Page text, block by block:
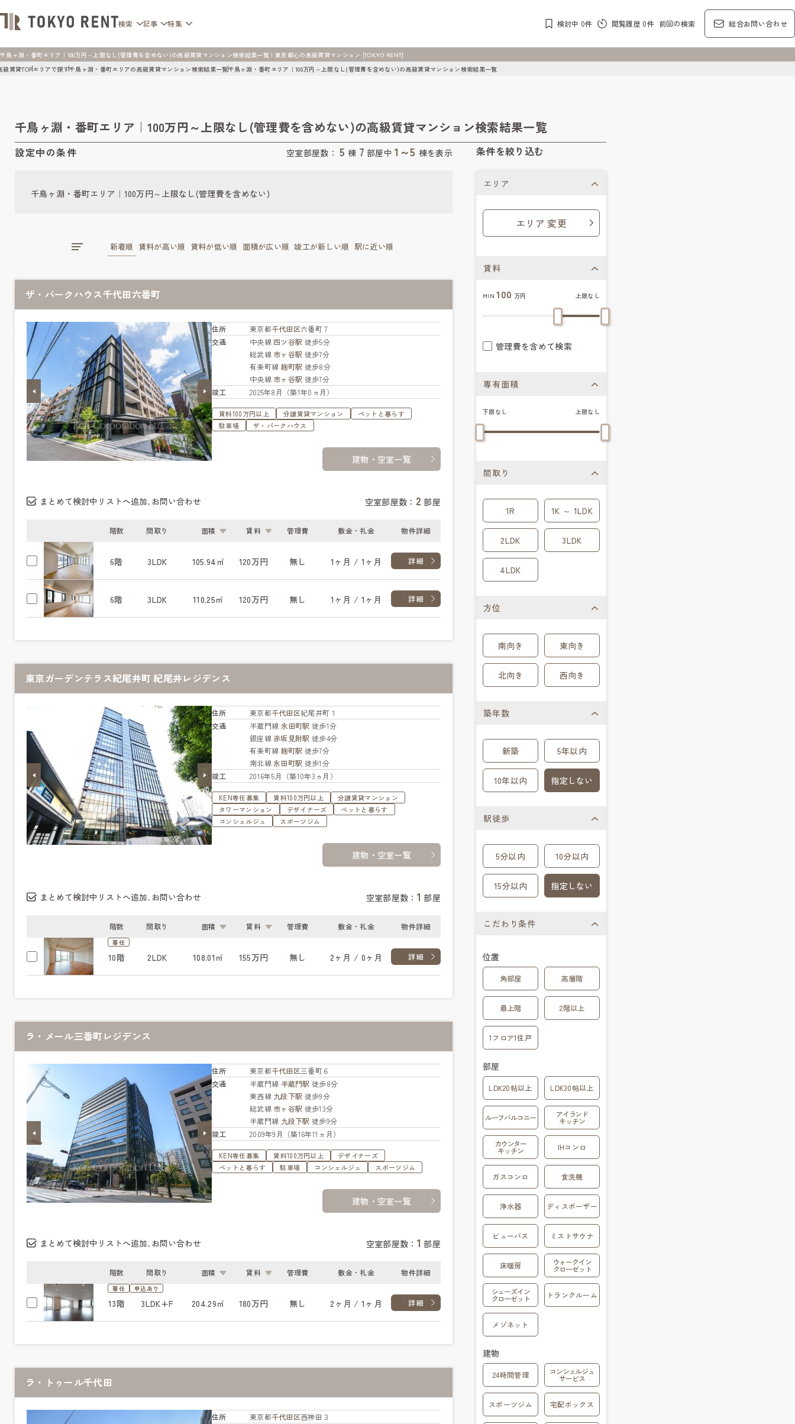
検索 記事 特集 検討中 0件 閲覧履歴 0件 前回の検索 総合お問い合わせ
千鳥ヶ淵・番町エリア｜100万円～上限なし(管理費を含めない)の高級賃貸マンション検索結果一覧 | 東京都心の高級賃貸マンション [TOKYO RENT]
級賃貸TOPエリアで探す千鳥ヶ淵・番町エリアの高級賃貸マンション検索結果一覧千鳥ヶ淵・番町エリア｜100万円～上限なし(管理費を含めない)の高級賃貸マンション検索結果一覧
千鳥ヶ淵・番町エリア｜100万円～上限なし(管理費を含めない)の高級賃貸マンション検索結果一覧
設定中の条件 空室部屋数：5 棟 7 部屋中1～5 棟を表示
千鳥ヶ淵・番町エリア｜100万円～上限なし(管理費を含めない)
新着順 賃料が高い順 賃料が低い順 面積が広い順 竣工が新しい順 駅に近い順
ザ・パークハウス千代田六番町
住所 東京都千代田区六番町７
交通
中央線 四ツ谷駅 徒歩5分
総武線 市ヶ谷駅 徒歩7分
有楽町線 麹町駅 徒歩8分
中央線 市ヶ谷駅 徒歩7分
竣工
2025年8月（築1年0ヵ月）
賃料100万円以上 分譲賃貸マンション
ペットと暮らす
駐車場
ザ・パークハウス
建物・空室一覧
まとめて検討中リストへ追加､お問い合わせ 空室部屋数： 2 部屋
階数 間取り 面積 賃料 管理費 敷金・礼金 物件詳細
詳細
6階 3LDK 105.94㎡ 120万円 無し 1ヶ月 / 1ヶ月
詳細
6階 3LDK 110.25㎡ 120万円 無し 1ヶ月 / 1ヶ月
東京ガーデンテラス紀尾井町 紀尾井レジデンス
住所 東京都千代田区紀尾井町１
交通
半蔵門線 永田町駅 徒歩1分
銀座線 赤坂見附駅 徒歩4分
有楽町線 麹町駅 徒歩7分
南北線永田町駅 徒歩1分
竣工
2016年5月（築10年3ヵ月）
KEN専任募集 賃料100万円以上
分譲賃貸マンション
タワーマンション
デザイナーズ
ペットと暮らす
コンシェルジュ
スポーツジム
建物・空室一覧
まとめて検討中リストへ追加､お問い合わせ 空室部屋数： 1 部屋
階数 間取り 面積 賃料 管理費 敷金・礼金 物件詳細
専任
詳細
10階 2LDK 108.01㎡ 155万円 無し 2ヶ月 / 0ヶ月
ラ・メール三番町レジデンス
住所 東京都千代田区三番町６
交通
半蔵門線 半蔵門駅 徒歩8分
東西線 九段下駅 徒歩9分
総武線 市ヶ谷駅 徒歩13分
半蔵門線 九段下駅 徒歩9分
竣工
2009年9月（築16年11ヵ月）
KEN専任募集 賃料100万円以上
デザイナーズ
ペットと暮らす
駐車場 コンシェルジュ スポーツジム
建物・空室一覧
まとめて検討中リストへ追加､お問い合わせ 空室部屋数： 1 部屋
階数 間取り 面積 賃料 管理費 敷金・礼金 物件詳細
専任 申込あり
詳細
13階 3LDK+F 204.29㎡ 180万円 無し 2ヶ月 / 1ヶ月
ラ・トゥール千代田
住所 東京都千代田区西神田３
条件を絞り込む
エリア
エリア 変更
賃料
MIN100 万円 上限なし
管理費を含めて検索
専有面積
下限なし 上限なし
間取り
1R 1K ～ 1LDK
2LDK 3LDK
4LDK
方位
南向き 東向き
北向き 西向き
築年数
新築 5年以内
10年以内 指定しない
駅徒歩
5分以内 10分以内
15分以内 指定しない
こだわり条件
位置
角部屋 高層階
最上階 2階以上
1フロア1住戸
部屋
LDK20帖以上 LDK30帖以上
ルーフバルコニー アイランド
キッチン
カウンター
キッチン IHコンロ
ガスコンロ 食洗機
浄水器 ディスポーザー
ビューバス ミストサウナ
床暖房 ウォークイン
クローゼット
シューズイン
クローゼット トランクルーム
メゾネット
建物
24時間管理 コンシェルジュ
サービス
スポーツジム 宅配ボックス